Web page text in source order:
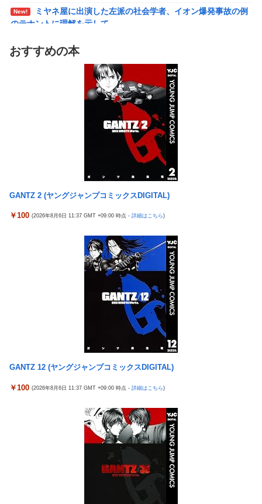
週間少年ジャンプのグッズ(43億円分)を注文してキャンセ
ルした32歳女が逮捕
籍だった模様…自称インフルエンサー→実際はフェラーリの見積
もりだけ投稿など嘘だらけｗｗｗｗｗｗｗｗ
【悲報】桐谷さん「人生かけて7億円貯めたのにガンで死
ぬかも。もっと素直に遊べばよかった。」
れいわ新選組、党名変更を発表 新党名は...
精神科に通院してるけど「ヤンキー・ギャル・体育会系・
茶髪や金髪の人」を待合室で一度も見たことない
ミヤネ屋に出演した左派の社会学者、イオン爆発事故の例
「こんな事になるんやから強制置き配は止めておくべき」
とユーザーがドン引き、UberEatsが導入した強制置き配が起こし
【衝撃】クルタ族虐 殺の犯人、ツェリードニヒで確定！ク
ロロの演劇のせいで2人も無駄死ににwwww
【悲報】ライター「ちいかわが反社とコラボしてた」ﾊﾟｼｬ
死神のコスプレをして隣のビルの屋上から病院を眺めてい
【画像】コスプレイヤーが死ぬ気で痩せた結果ｗｗｗｗ
【悲報】福岡の電車、完全にやらかす。構内アナウンスで
ド下ネタを連発するｗｗｗｗｗ
人気すぎる…
【日向坂46】 かほりん、ありのままの姿・・・【藤嶌果歩
【パ順位】鷹========猫-公=====檻-/==鴎=========鷲
【悲報】みのもんたさん、代表作が「クイズミリオネア」
New!
ミヤネ屋に出演した左派の社会学者、イオン爆発事故の例
のテナントに理解を示して……
New!
「こんな事になるんやから強制置き配は止めておくべき」
とユーザーがドン引き、UberEatsが導入した強制置き配が起こし
女さん、ワンピースグッズを大量注文→全キャンセルで逮
【日向坂46】 かほりん、ありのままの姿・・・【藤嶌果歩
【画像】スト6に彗星の如く現れたフィリピン人キャラが
周囲の人「おい見ろよ…」「一人で来てんのかな…？ｗ」
「腹でけーｗ」一人焼肉ワイ「……ッ…！」
【衝撃】ワイ、偏差値30台の高校に入学した結果ｗｗｗｗ
【悲報】ワンダンス作者「手書きでダンスアニメ描いてみ
ました」←アニメの当てつけにしか見えないと話題に
エアギアって再アニメ化したら良さそうじゃない？ ちゃん
とエロさとか大暮のセンスを忠実に再現して
涌井秀章(40) 2.88 3勝1敗 4QS K/BB10.00
神谷玲子の新台は神ぱち!? #75【「e七つの大罪3」1回転
で大当たり＝速さが段違い！渾身のRUSHに神谷が挑む！！】
る感が微妙！？もう稼働貢献週の予想をするユーザーも！？
New!
4号機ジジイ「どんなノーマルタイプでも下皿はガッチガ
冷笑系パチンカスさん「フルカスは脳死？成人男子がパチ
ンコの演出に一喜一憂してる方が脳死なんよ」
【バンダイ】「食玩」「プライズ」「ガシャポン」2026年
8月発売商品【発売スケジュール】
【悲報】AV女優さん、キモオタチー牛弱男どもの「おはよ
おすすめの本
GANTZ 2 (ヤングジャンプコミックスDIGITAL)
￥100 (2026年8月6日 11:37 GMT +09:00 時点 - 詳細はこちら)
GANTZ 12 (ヤングジャンプコミックスDIGITAL)
￥100 (2026年8月6日 11:37 GMT +09:00 時点 - 詳細はこちら)